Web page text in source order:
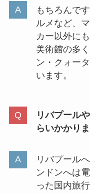
もちろんで
ルメなど、
カー以外に
美術館の多
ン・クォー
います。
リバプール
らいかかり
リバプール
ンドンへは
った国内旅